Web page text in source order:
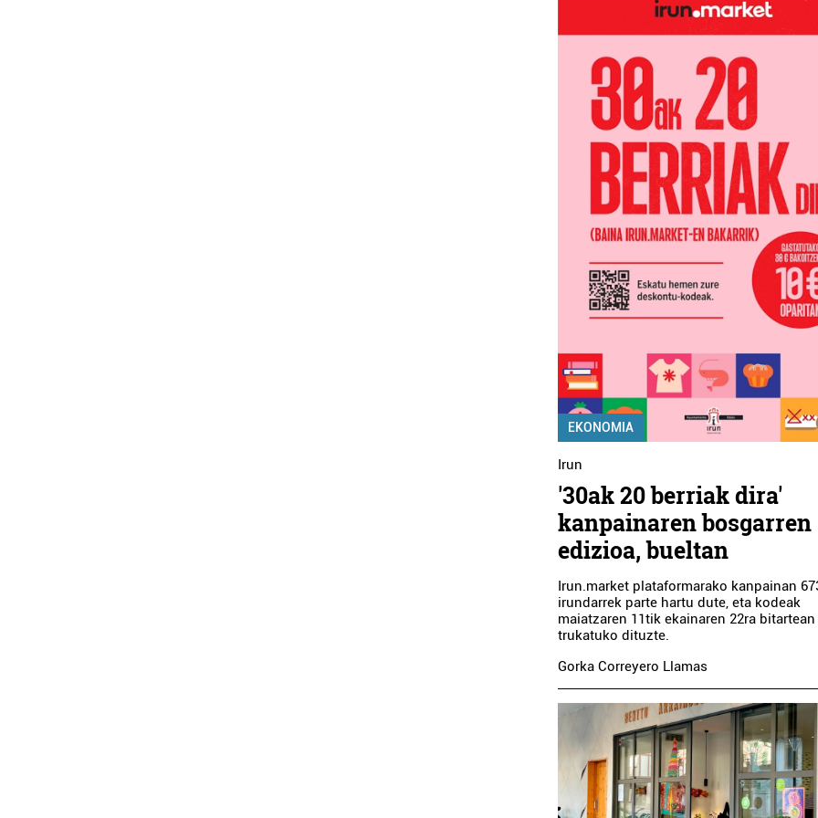
EKONOMIA
Irun
'30ak 20 berriak dira'
kanpainaren bosgarren
edizioa, bueltan
Irun.market plataformarako kanpainan
irundarrek parte hartu dute, eta kodeak
maiatzaren 11tik ekainaren 22ra bitartean
trukatuko dituzte.
Gorka Correyero Llamas